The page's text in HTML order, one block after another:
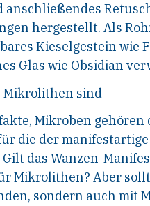
anschließendes
hergestellt. Als
Kieselgestein wie
Glas wie Obsidian
Mikrolithen sind
Mikroben gehören
die der
das Wanzen-
Mikrolithen? Aber
sondern auch mit